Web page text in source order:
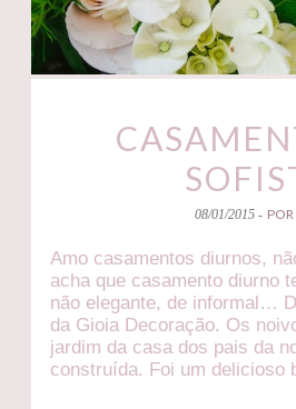
08/01/2015 -
Amo casamentos diurnos,
acha que casamento diurno
não elegante, de informal…
da Gioia Decoração. Os
jardim da casa dos pais da
construída. Foi um